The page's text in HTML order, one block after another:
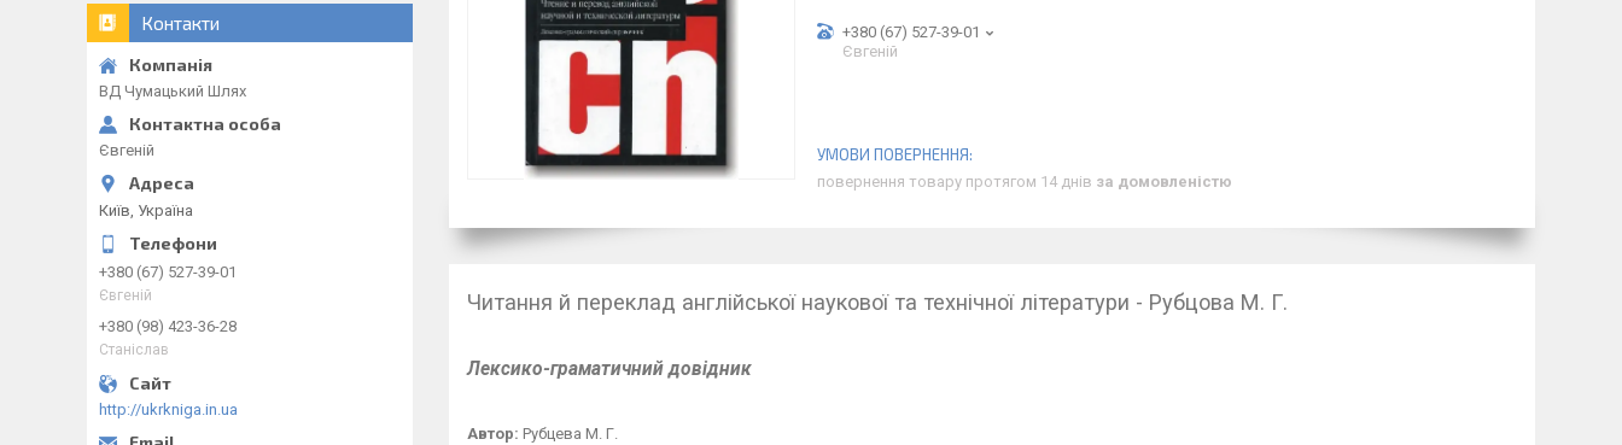
+380 (67) 527-39-01
Євгеній
повернення товару протягом 14 днів за домовленістю
Читання й переклад англійської наукової та технічної літератури - Рубцова М. Г.
Лексико-граматичний довідник
Автор: Рубцева М. Г.
Контакти
ВД Чумацький Шлях
Євгеній
Київ, Україна
+380 (67) 527-39-01
Євгеній
+380 (98) 423-36-28
Станіслав
http://ukrkniga.in.ua